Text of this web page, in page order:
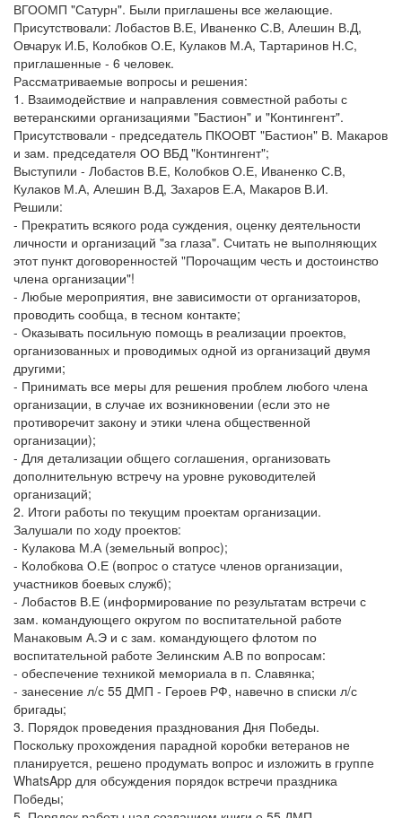
ВГООМП "Сатурн". Были приглашены все желающие.
Присутствовали: Лобастов В.Е, Иваненко С.В, Алешин В.Д,
Овчарук И.Б, Колобков О.Е, Кулаков М.А, Тартаринов Н.С,
приглашенные - 6 человек.
Рассматриваемые вопросы и решения:
1. Взаимодействие и направления совместной работы с
ветеранскими организациями "Бастион" и "Контингент".
Присутствовали - председатель ПКООВТ "Бастион" В. Макаров
и зам. председателя ОО ВБД "Контингент";
Выступили - Лобастов В.Е, Колобков О.Е, Иваненко С.В,
Кулаков М.А, Алешин В.Д, Захаров Е.А, Макаров В.И.
Решили:
- Прекратить всякого рода суждения, оценку деятельности
личности и организаций "за глаза". Считать не выполняющих
этот пункт договоренностей "Порочащим честь и достоинство
члена организации"!
- Любые мероприятия, вне зависимости от организаторов,
проводить сообща, в тесном контакте;
- Оказывать посильную помощь в реализации проектов,
организованных и проводимых одной из организаций двумя
другими;
- Принимать все меры для решения проблем любого члена
организации, в случае их возникновении (если это не
противоречит закону и этики члена общественной
организации);
- Для детализации общего соглашения, организовать
дополнительную встречу на уровне руководителей
организаций;
2. Итоги работы по текущим проектам организации.
Залушали по ходу проектов:
- Кулакова М.А (земельный вопрос);
- Колобкова О.Е (вопрос о статусе членов организации,
участников боевых служб);
- Лобастов В.Е (информирование по результатам встречи с
зам. командующего округом по воспитательной работе
Манаковым А.Э и с зам. командующего флотом по
воспитательной работе Зелинским А.В по вопросам:
- обеспечение техникой мемориала в п. Славянка;
- занесение л/с 55 ДМП - Героев РФ, навечно в списки л/с
бригады;
3. Порядок проведения празднования Дня Победы.
Поскольку прохождения парадной коробки ветеранов не
планируется, решено продумать вопрос и изложить в группе
WhatsApp для обсуждения порядок встречи праздника
Победы;